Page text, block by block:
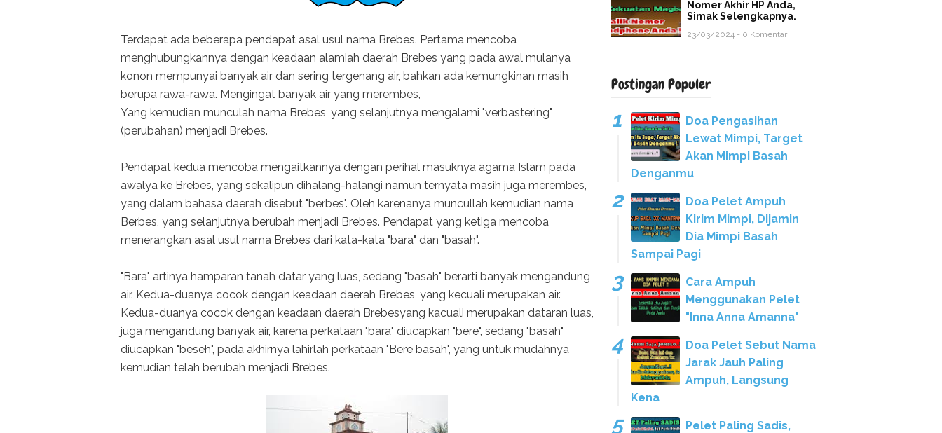
Terdapat ada beberapa pendapat asal usul nama Brebes. Pertama mencoba
menghubungkannya dengan keadaan alamiah daerah Brebes yang pada awal mulanya
konon mempunyai banyak air dan sering tergenang air, bahkan ada kemungkinan masih
berupa rawa-rawa. Mengingat banyak air yang merembes,
Yang kemudian munculah nama Brebes, yang selanjutnya mengalami "verbastering"
(perubahan) menjadi Brebes.
Pendapat kedua mencoba mengaitkannya dengan perihal masuknya agama Islam pada
awalya ke Brebes, yang sekalipun dihalang-halangi namun ternyata masih juga merembes,
yang dalam bahasa daerah disebut "berbes". Oleh karenanya muncullah kemudian nama
Berbes, yang selanjutnya berubah menjadi Brebes. Pendapat yang ketiga mencoba
menerangkan asal usul nama Brebes dari kata-kata "bara" dan "basah".
"Bara" artinya hamparan tanah datar yang luas, sedang "basah" berarti banyak mengandung
air. Kedua-duanya cocok dengan keadaan daerah Brebes, yang kecuali merupakan air.
Kedua-duanya cocok dengan keadaan daerah Brebesyang kacuali merupakan dataran luas,
juga mengandung banyak air, karena perkataan "bara" diucapkan "bere", sedang "basah"
diucapkan "beseh", pada akhirnya lahirlah perkataan "Bere basah", yang untuk mudahnya
kemudian telah berubah menjadi Brebes.
Nomer Akhir HP Anda,
Simak Selengkapnya.
23/03/2024 - 0 Komentar
Postingan Populer
Doa Pengasihan
Lewat Mimpi, Target
Akan Mimpi Basah
Denganmu
Doa Pelet Ampuh
Kirim Mimpi, Dijamin
Dia Mimpi Basah
Sampai Pagi
Cara Ampuh
Menggunakan Pelet
"Inna Anna Amanna"
Doa Pelet Sebut Nama
Jarak Jauh Paling
Ampuh, Langsung
Kena
Pelet Paling Sadis,